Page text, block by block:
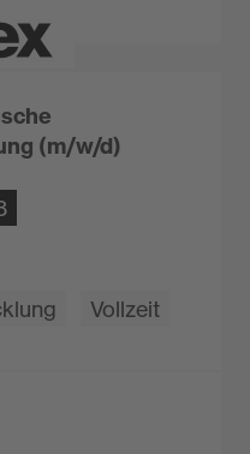
(m/w/d)
Vollzeit